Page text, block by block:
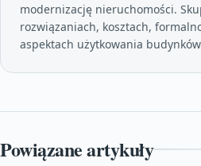
modernizację nieruchomości.
rozwiązaniach, kosztach,
aspektach użytkowania
Powiązane artykuły